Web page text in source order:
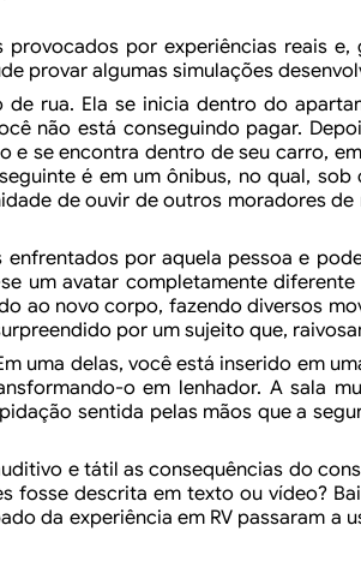
provocados por experiências reais
provar algumas simulações
de rua. Ela se inicia dentro do
não está conseguindopagar.
e se encontra dentro de seu carro,
seguinte é em um ônibus, no qual,
de ouvir de outros moradores de
por aquela pessoa e
um avatar completamentediferente
ao novo corpo, fazendo diversos
por um sujeito que,
uma delas, você está inserido em
o em lenhador. A sala
sentida pelas mãos que a
e tátil as consequências do
fosse descrita em texto ou vídeo?
da experiência em RV passaram a